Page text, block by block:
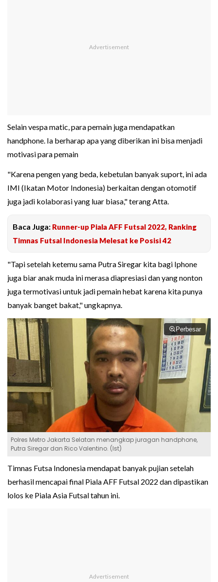
Selain vespa matic, para pemain juga mendapatkan
handphone. Ia berharap apa yang diberikan ini bisa menjadi
motivasi para pemain
"Karena pengen yang beda, kebetulan banyak suport, ini ada
IMI (Ikatan Motor Indonesia) berkaitan dengan otomotif
juga jadi kolaborasi yang luar biasa," terang Atta.
Baca Juga: Runner-up Piala AFF Futsal 2022, Ranking
Timnas Futsal Indonesia Melesat ke Posisi 42
"Tapi setelah ketemu sama Putra Siregar kita bagi Iphone
juga biar anak muda ini merasa diapresiasi dan yang nonton
juga termotivasi untuk jadi pemain hebat karena kita punya
banyak banget bakat," ungkapnya.
Perbesar
Polres Metro Jakarta Selatan menangkap juragan handphone,
Putra Siregar dan Rico Valentino. (Ist)
Timnas Futsa Indonesia mendapat banyak pujian setelah
berhasil mencapai final Piala AFF Futsal 2022 dan dipastikan
lolos ke Piala Asia Futsal tahun ini.